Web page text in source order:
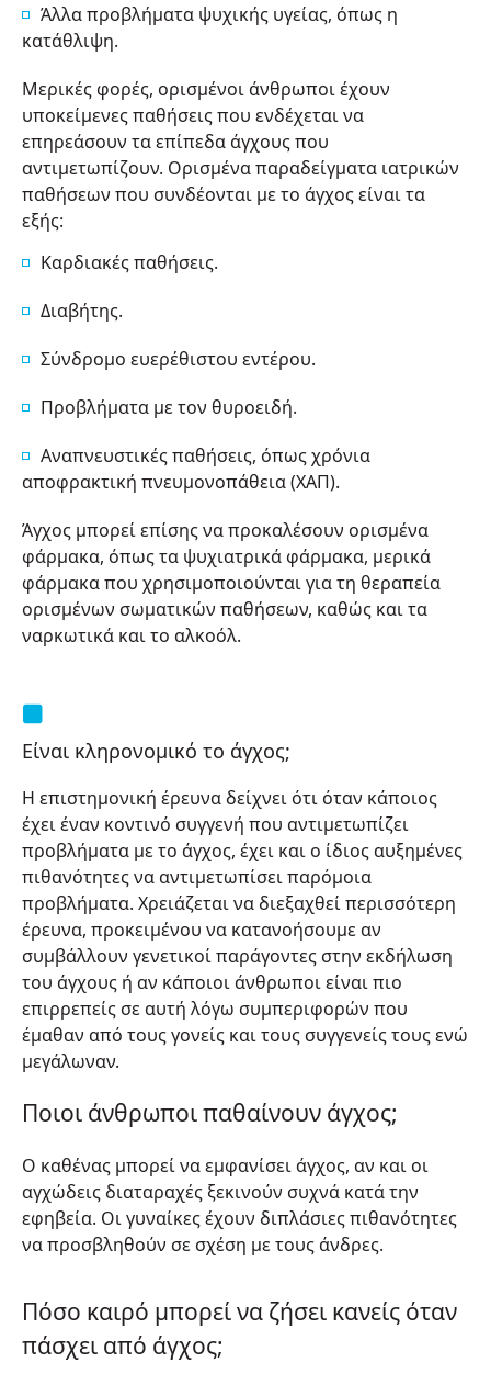
Άλλα προβλήματα ψυχικής υγείας, όπως η
κατάθλιψη.
Μερικές φορές, ορισμένοι άνθρωποι έχουν
υποκείμενες παθήσεις που ενδέχεται να
επηρεάσουν τα επίπεδα άγχους που
αντιμετωπίζουν. Ορισμένα παραδείγματα ιατρικών
παθήσεων που συνδέονται με το άγχος είναι τα
εξής:
Καρδιακές παθήσεις.
Διαβήτης.
Σύνδρομο ευερέθιστου εντέρου.
Προβλήματα με τον θυροειδή.
Αναπνευστικές παθήσεις, όπως χρόνια
αποφρακτική πνευμονοπάθεια (ΧΑΠ).
Άγχος μπορεί επίσης να προκαλέσουν ορισμένα
φάρμακα, όπως τα ψυχιατρικά φάρμακα, μερικά
φάρμακα που χρησιμοποιούνται για τη θεραπεία
ορισμένων σωματικών παθήσεων, καθώς και τα
ναρκωτικά και το αλκοόλ.
Είναι κληρονομικό το άγχος;
Η επιστημονική έρευνα δείχνει ότι όταν κάποιος
έχει έναν κοντινό συγγενή που αντιμετωπίζει
προβλήματα με το άγχος, έχει και ο ίδιος αυξημένες
πιθανότητες να αντιμετωπίσει παρόμοια
προβλήματα. Χρειάζεται να διεξαχθεί περισσότερη
έρευνα, προκειμένου να κατανοήσουμε αν
συμβάλλουν γενετικοί παράγοντες στην εκδήλωση
του άγχους ή αν κάποιοι άνθρωποι είναι πιο
επιρρεπείς σε αυτή λόγω συμπεριφορών που
έμαθαν από τους γονείς και τους συγγενείς τους ενώ
μεγάλωναν.
Ποιοι άνθρωποι παθαίνουν άγχος;
Ο καθένας μπορεί να εμφανίσει άγχος, αν και οι
αγχώδεις διαταραχές ξεκινούν συχνά κατά την
εφηβεία. Οι γυναίκες έχουν διπλάσιες πιθανότητες
να προσβληθούν σε σχέση με τους άνδρες.
Πόσο καιρό μπορεί να ζήσει κανείς όταν
πάσχει από άγχος;